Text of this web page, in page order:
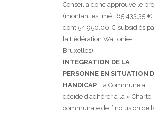
Conseil a donc approuvé le
(montant estimé : 65.433,35 €
dont 54.950,00 € subsidiés
la Fédération Wallonie-
Bruxelles).
INTEGRATION DE LA
PERSONNE EN SITUATION
HANDICAP : la Commune a
décidé d’adhérer à la « Charte
communale de l’inclusion de